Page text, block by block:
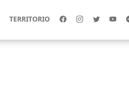
TERRITORIO